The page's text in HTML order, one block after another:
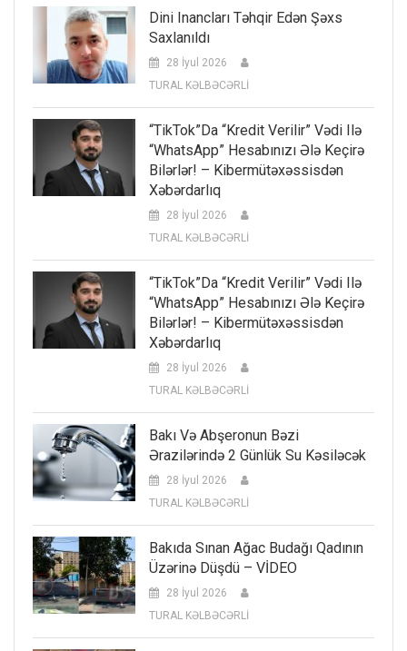
Dini Inancları Təhqir Edən Şəxs
Saxlanıldı
28 İyul 2026
TURAL KƏLBƏCƏRLİ
“TikTok”da “kredit Verilir” Vədi Ilə
“WhatsApp” Hesabınızı Ələ Keçirə
Bilərlər! – Kibermütəxəssisdən
Xəbərdarlıq
28 İyul 2026
TURAL KƏLBƏCƏRLİ
“TikTok”da “kredit Verilir” Vədi Ilə
“WhatsApp” Hesabınızı Ələ Keçirə
Bilərlər! – Kibermütəxəssisdən
Xəbərdarlıq
28 İyul 2026
TURAL KƏLBƏCƏRLİ
Bakı Və Abşeronun Bəzi
Ərazilərində 2 Günlük Su Kəsiləcək
28 İyul 2026
TURAL KƏLBƏCƏRLİ
Bakıda Sınan Ağac Budağı Qadının
Üzərinə Düşdü – VİDEO
28 İyul 2026
TURAL KƏLBƏCƏRLİ